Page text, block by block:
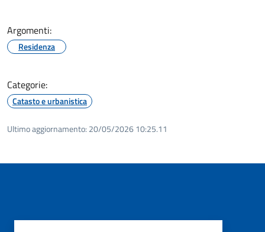
Argomenti:
Residenza
Categorie:
Catasto e urbanistica
Ultimo aggiornamento: 20/05/2026 10:25.11